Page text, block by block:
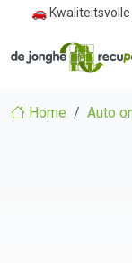
🚗
Home Auto